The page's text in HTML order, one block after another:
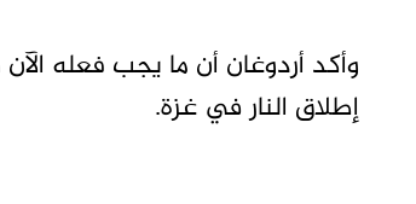
وأكد أردوغان أن ما يجب فعله
إطلاق النار في غزة.